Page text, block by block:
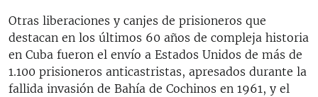
Otras liberaciones y canjes de prisioneros que
destacan en los últimos 60 años de compleja historia
en Cuba fueron el envío a Estados Unidos de más de
1.100 prisioneros anticastristas, apresados durante la
fallida invasión de Bahía de Cochinos en 1961, y el